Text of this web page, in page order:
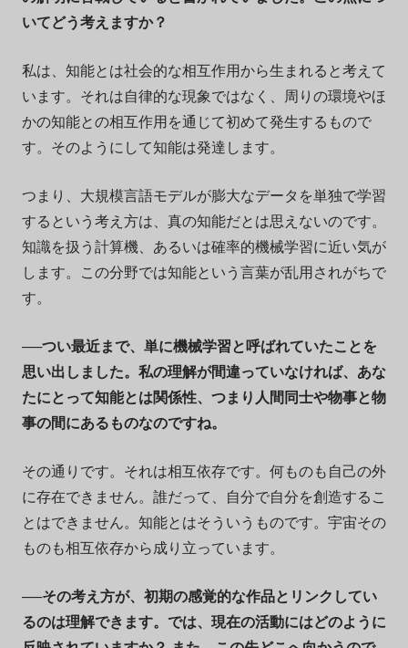
いてどう考えますか？
私は、知能とは社会的な相互作用から生まれると考えて
います。それは自律的な現象ではなく、周りの環境やほ
かの知能との相互作用を通じて初めて発生するもので
す。そのようにして知能は発達します。
つまり、大規模言語モデルが膨大なデータを単独で学習
するという考え方は、真の知能だとは思えないのです。
知識を扱う計算機、あるいは確率的機械学習に近い気が
します。この分野では知能という言葉が乱用されがちで
す。
──つい最近まで、単に機械学習と呼ばれていたことを
思い出しました。私の理解が間違っていなければ、あな
たにとって知能とは関係性、つまり人間同士や物事と物
事の間にあるものなのですね。
その通りです。それは相互依存です。何ものも自己の外
に存在できません。誰だって、自分で自分を創造するこ
とはできません。知能とはそういうものです。宇宙その
ものも相互依存から成り立っています。
──その考え方が、初期の感覚的な作品とリンクしてい
るのは理解できます。では、現在の活動にはどのように